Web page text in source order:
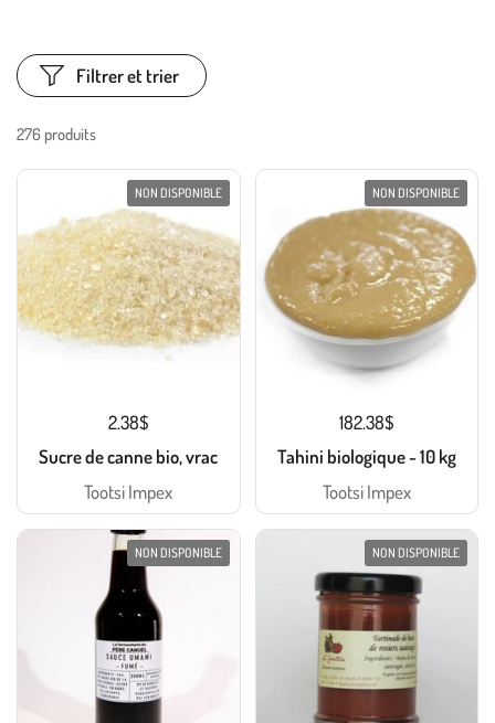
276 produits
Filtrer et trier
2.38$
Sucre de canne bio, vrac
Tootsi Impex
NON DISPONIBLE
182.38$
Tahini biologique - 10 kg
Tootsi Impex
NON DISPONIBLE
NON DISPONIBLE NON DISPONIBLE